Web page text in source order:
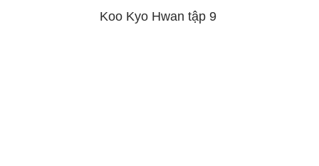
Koo Kyo Hwan tập 9